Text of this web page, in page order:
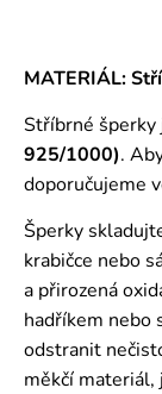
MATERIÁL:
Stříbrné šperky
925/1000).
doporučujeme
Šperky
krabičce nebo
a přirozená
hadříkem nebo
odstranit
měkčí materiál,